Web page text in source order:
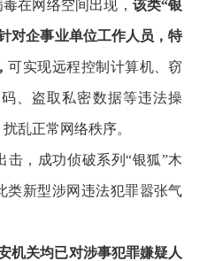
在网络空间出现， 该类“银
对企事业单位工作人员，特
可实现远程控制计算机、窃
、盗取私密数据等违法操
乱正常网络秩序。
击，成功侦破系列“银狐”木
类新型涉网违法犯罪嚣张气
机关均已对涉事犯罪嫌疑人